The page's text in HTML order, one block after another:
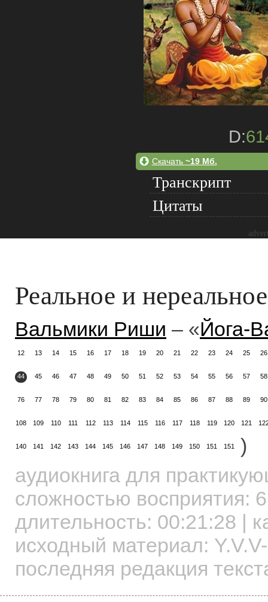
D:
Скачать ~19 Мб.
Транскрипт
Цитаты
Реальное и нереальное
Вальмики Риши – «Йога-
12 13 14 15 16 17 18 19 20 21 22 23 24 25 26
44 45 46 47 48 49 50 51 52 53 54 55 56 57 58
76 77 78 79 80 81 82 83 84 85 86 87 88 89 90
108 109 110 111 112 113 114 115 116 117 118 119 120 121
140 141 142 143 144 145 146 147 148 149 150 151 151
)
аудиокнига для
сложностью восприятия: 6
длительность: 00:21:28 |
исходный материал:
последняя редакция